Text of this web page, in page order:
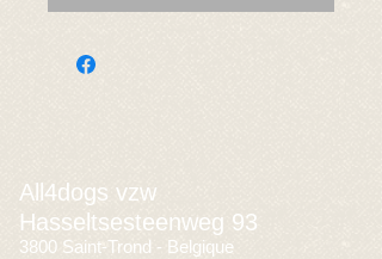
All4dogs vzw
Hasseltsesteenweg 93
3800 Saint-Trond - Belgique